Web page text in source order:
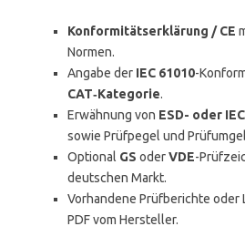
Konformitätserklärung / CE
Normen.
Angabe der IEC 61010-
CAT‑Kategorie.
Erwähnung von ESD- oder
sowie Prüfpegel und
Optional GS oderVDE-
deutschen Markt.
Vorhandene Prüfberichte oder
PDF vom Hersteller.